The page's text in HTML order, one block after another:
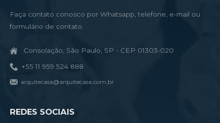
Faça contato conosco por Whatsapp, telefone, e-mail ou
formulário de contato.
Consolação, São Paulo, SP - CEP 01303-020
+55 11 959 524 888
arquitecasa@arquitecasa.com.br
REDES SOCIAIS